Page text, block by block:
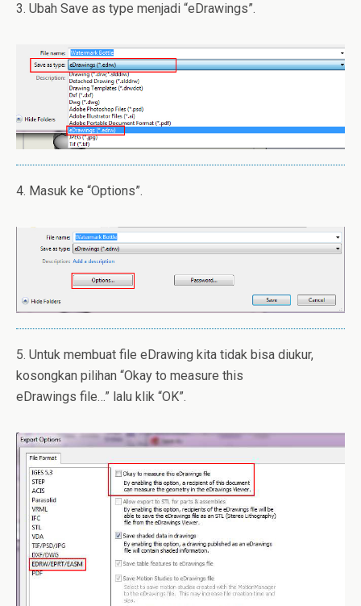
3. Ubah Save as type menjadi “eDrawings”.
4. Masuk ke “Options”.
5. Untuk membuat file eDrawing kita tidak bisa diukur,
kosongkan pilihan “Okay to measure this
eDrawings file…” lalu klik “OK”.